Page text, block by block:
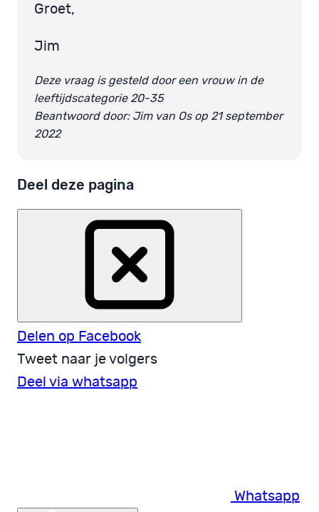
Groet,
Jim
Deze vraag is gesteld door een vrouw in de
leeftijdscategorie 20-35
Beantwoord door: Jim van Os op 21 september
2022
Deel deze pagina
Delen op Facebook
Tweet naar je volgers
Deel via whatsapp
Whatsapp